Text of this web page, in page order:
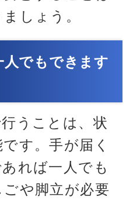
しょう。
人でもできます
うことは、状
す。手が届く
れば一人でも
や脚立が必要